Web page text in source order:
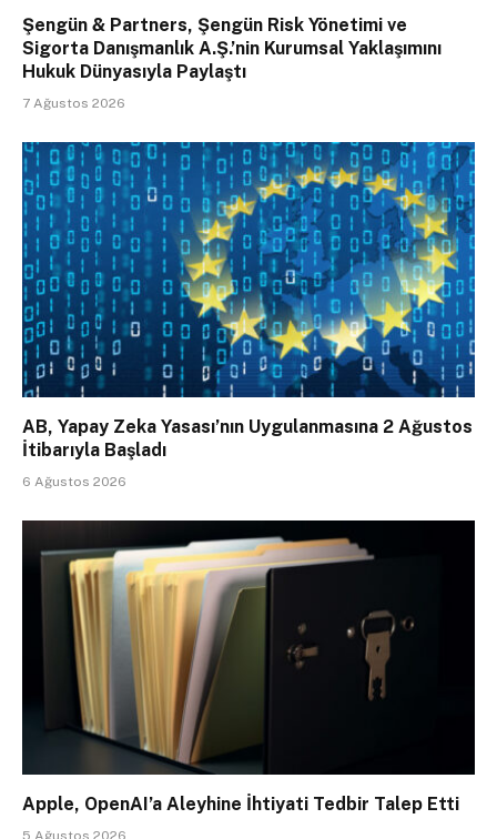
Şengün & Partners, Şengün Risk Yönetimi ve
Sigorta Danışmanlık A.Ş.’nin Kurumsal Yaklaşımını
Hukuk Dünyasıyla Paylaştı
7 Ağustos 2026
AB, Yapay Zeka Yasası’nın Uygulanmasına 2 Ağustos
İtibarıyla Başladı
6 Ağustos 2026
Apple, OpenAI’a Aleyhine İhtiyati Tedbir Talep Etti
5 Ağustos 2026